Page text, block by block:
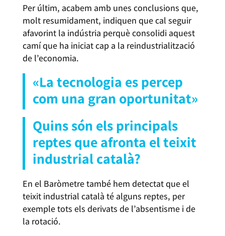
Per últim, acabem amb unes conclusions que,
molt resumidament, indiquen que cal seguir
afavorint la indústria perquè consolidi aquest
camí que ha iniciat cap a la reindustrialització
de l’economia.
«La tecnologia es percep
com una gran oportunitat»
Quins són els principals
reptes que afronta el teixit
industrial català?
En el Baròmetre també hem detectat que el
teixit industrial català té alguns reptes, per
exemple tots els derivats de l’absentisme i de
la rotació.